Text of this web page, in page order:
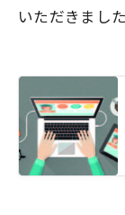
いただきました